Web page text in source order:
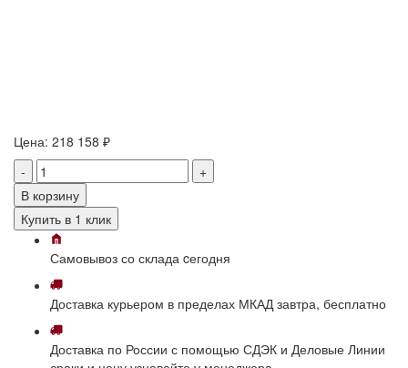
Цена: 218 158 ₽
-
+
В корзину
Купить в 1 клик
Самовывоз со склада cегодня
Доставка курьером в пределах МКАД завтра, бесплатно
Доставка по России с помощью СДЭК и Деловые Линии